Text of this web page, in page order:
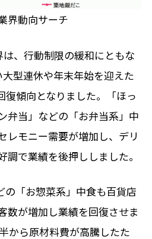
界動向サーチ
、行動制限の緩和にともな
型連休や年末年始を迎えた
復傾向となりました。「ほっ
弁当」などの「お弁当系」中
レモニー需要が増加し、デリ
で業績を後押ししました。
の「お惣菜系」中食も百貨店
数が増加し業績を回復させま
から原材料費が高騰したた